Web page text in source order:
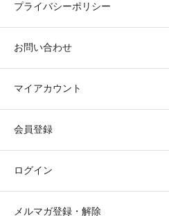
プライバシーポリシー
お問い合わせ
マイアカウント
会員登録
ログイン
メルマガ登録・解除